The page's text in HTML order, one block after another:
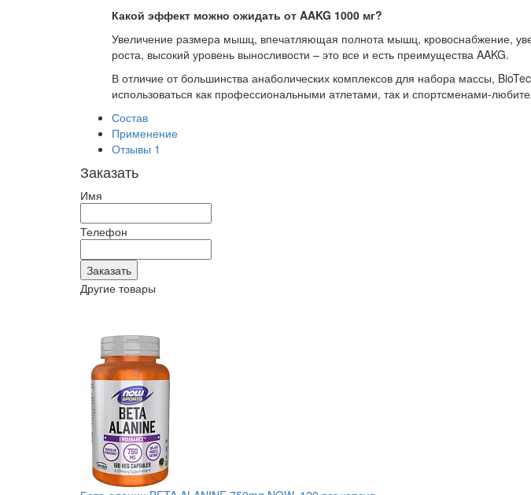
Какой эффект можно ожидать от AAKG 1000 мг?
Увеличение размера мышц, впечатляющая полнота мышц, кровоснабжение,
роста, высокий уровень выносливости – это все и есть преимущества AAKG.
В отличие от большинства анаболических комплексов для набора массы,
использоваться как профессиональными атлетами, так и спортсменами-
Состав
Применение
Отзывы 1
Заказать
Имя
Телефон
Другие товары